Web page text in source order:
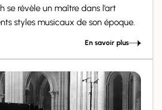
se révèle un maître dans l’art
styles musicaux de son époque.
En savoir plus